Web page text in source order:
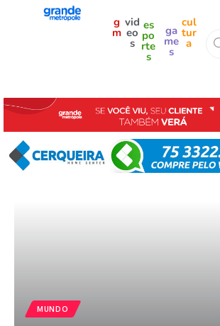
g
m
vid
eo
s
es
po
rte
s
ga
me
s
cul
tur
a
MUNDO